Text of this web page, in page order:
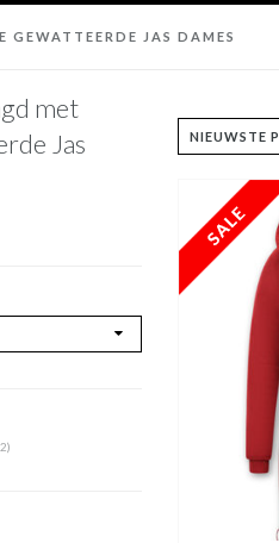
GEWATTEERDE JAS DAMES
met
Jas